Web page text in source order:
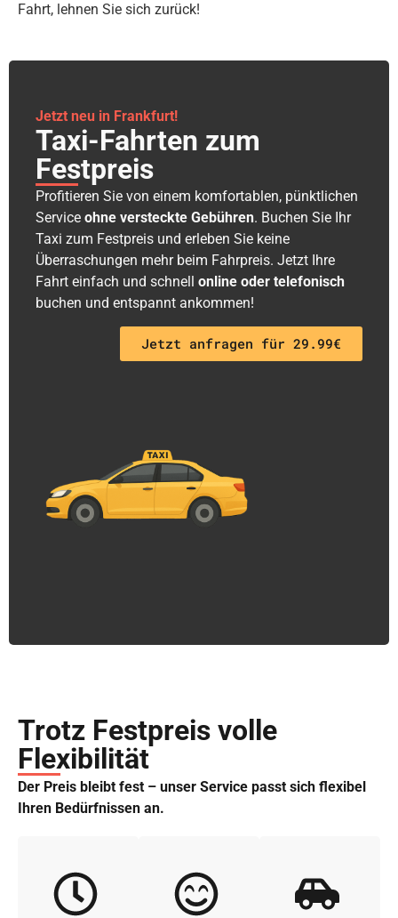
Fahrt, lehnen Sie sich zurück!
Jetzt neu in Frankfurt!
Taxi-Fahrten zum
Festpreis
Profitieren Sie von einem komfortablen, pünktlichen
Service ohne versteckte Gebühren. Buchen Sie Ihr
Taxi zum Festpreis und erleben Sie keine
Überraschungen mehr beim Fahrpreis. Jetzt Ihre
Fahrt einfach und schnell online oder telefonisch
buchen und entspannt ankommen!
Jetzt anfragen für 29.99€
Trotz Festpreis volle
Flexibilität
Der Preis bleibt fest – unser Service passt sich flexibel
Ihren Bedürfnissen an.